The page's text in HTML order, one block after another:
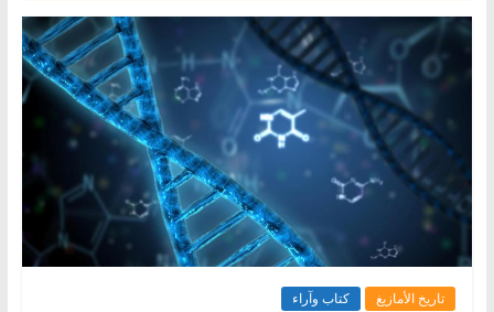
تاريخ الأمازيغ كتاب وآراء